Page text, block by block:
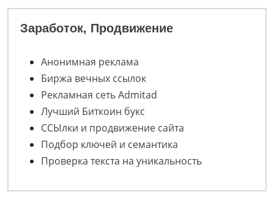
Заработок, Продвижение
Анонимная реклама
Биржа вечных ссылок
Рекламная сеть Admitad
Лучший Биткоин букс
ССЫлки и продвижение сайта
Подбор ключей и семантика
Проверка текста на уникальность